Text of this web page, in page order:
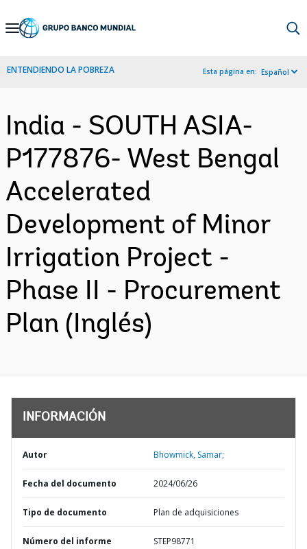
Skip
Navigation
ENTENDIENDO LA POBREZA Esta página en: Español
India - SOUTH ASIA-
P177876- West Bengal
Accelerated
Development of Minor
Irrigation Project -
Phase II - Procurement
Plan (Inglés)
INFORMACIÓN
Autor Bhowmick, Samar;
Fecha del documento 2024/06/26
Tipo de documento Plan de adquisiciones
Número del informe STEP98771